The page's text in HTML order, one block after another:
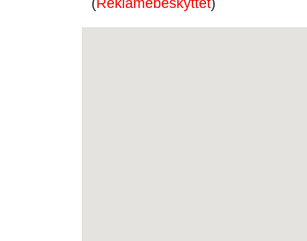
(Reklamebeskyttet)